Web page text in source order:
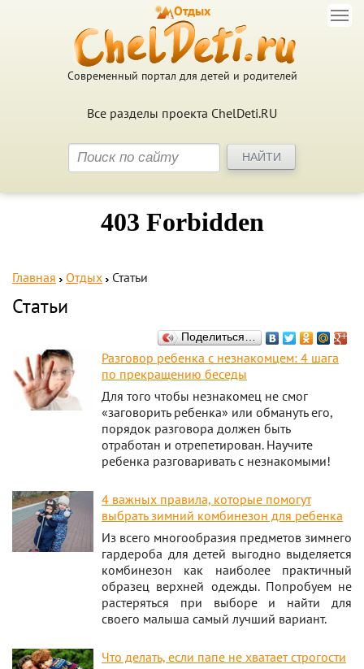
Современный портал для детей и родителей
Все разделы проекта ChelDeti.RU
Отдых
Главная Отдых Статьи
Статьи
Поделиться…
Разговор ребенка с незнакомцем: 4 шага
по прекращению беседы
Для того чтобы незнакомец не смог
«заговорить ребенка» или обмануть его,
порядок разговора должен быть
отработан и отрепетирован. Научите
ребенка разговаривать с незнакомыми!
4 важных правила, которые помогут
выбрать зимний комбинезон для ребенка
Из всего многообразия предметов зимнего
гардероба для детей выгодно выделяется
комбинезон как наиболее практичный
образец верхней одежды. Попробуем не
растеряться при выборе и найти для
своего малыша самый лучший вариант.
Что делать, если папе не хватает строгости